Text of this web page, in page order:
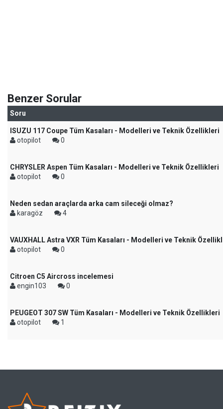
Benzer Sorular
Soru
ISUZU 117 Coupe Tüm Kasaları - Modelleri ve Teknik Özellikleri
otopilot
0
CHRYSLER Aspen Tüm Kasaları - Modelleri ve Teknik Özellikleri
otopilot
0
Neden sedan araçlarda arka cam sileceği olmaz?
karagöz
4
VAUXHALL Astra VXR Tüm Kasaları - Modelleri ve Teknik
otopilot
0
Citroen C5 Aircross incelemesi
engin103
0
PEUGEOT 307 SW Tüm Kasaları - Modelleri ve Teknik Özellikleri
otopilot
1